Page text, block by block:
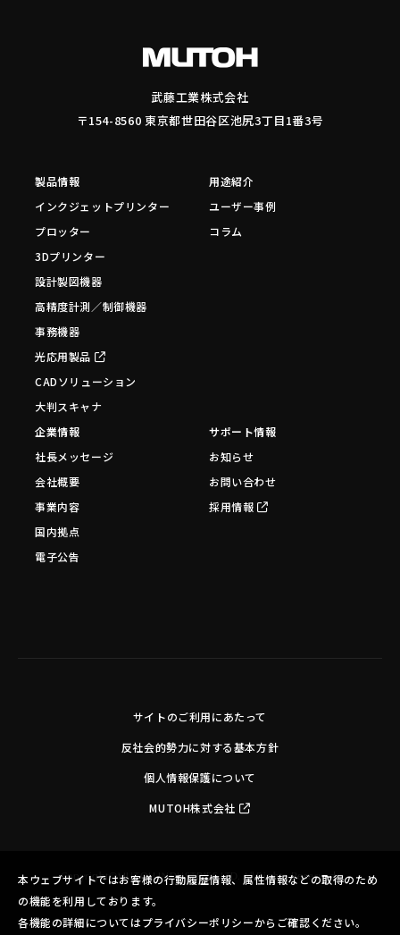
武藤工業株式会社
〒154-8560 東京都世田谷区池尻3丁目1番3号
製品情報
インクジェットプリンター
プロッター
3Dプリンター
設計製図機器
高精度計測／制御機器
事務機器
光応用製品
CADソリューション
大判スキャナ
用途紹介
ユーザー事例
コラム
企業情報
社長メッセージ
会社概要
事業内容
国内拠点
電子公告
サポート情報
お知らせ
お問い合わせ
採用情報
サイトのご利用にあたって
反社会的勢力に対する基本方針
個人情報保護について
MUTOH株式会社
Copyright©MUTOH INDUSTRIES LTD. All Rights Reserved.
本ウェブサイトではお客様の行動履歴情報、属性情報などの取得のため
の機能を利用しております。
各機能の詳細についてはプライバシーポリシーからご確認ください。